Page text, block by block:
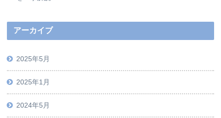
アーカイブ
2025年5月
2025年1月
2024年5月